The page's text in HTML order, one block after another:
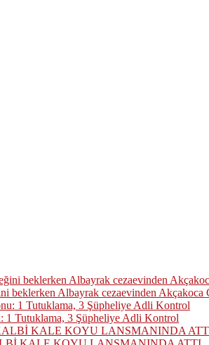
beklerken Albayrak cezaevinden Akçakoca
1 Tutuklama, 3 Şüpheliye Adli Kontrol